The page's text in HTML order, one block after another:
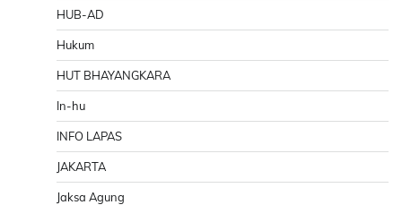
HUB-AD
Hukum
HUT BHAYANGKARA
In-hu
INFO LAPAS
JAKARTA
Jaksa Agung